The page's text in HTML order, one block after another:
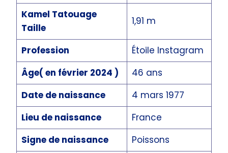
Kamel Tatouage
Taille
1,91 m
Profession
Étoile Instagram
Âge( en février 2024 )
46 ans
Date de naissance
4 mars 1977
Lieu de naissance
France
Signe de naissance
Poissons